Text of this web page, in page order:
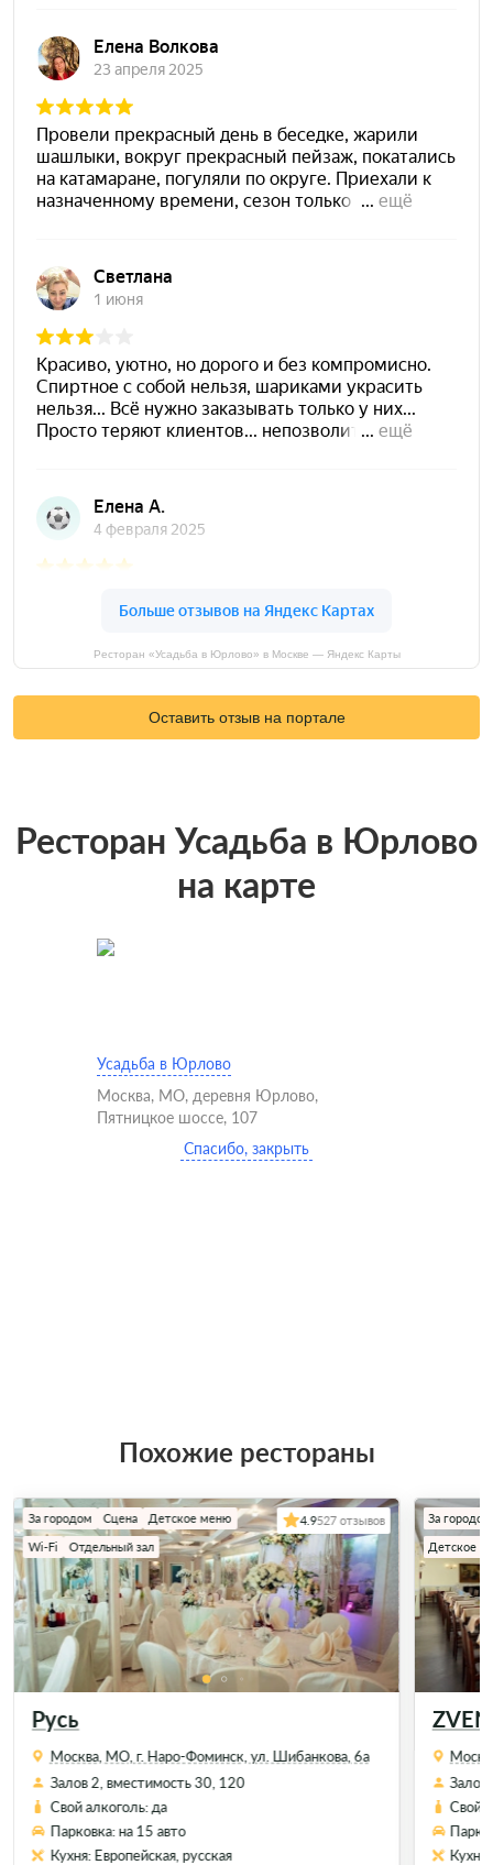
Ресторан «Усадьба в Юрлово» в Москве — Яндекс Карты
Оставить отзыв на портале
Ресторан Усадьба в Юрлово
на карте
Усадьба в Юрлово
Москва, МО, деревня Юрлово,
Пятницкое шоссе, 107
Спасибо, закрыть
Похожие рестораны
Русь
За городом Сцена
Детское меню
Wi-Fi
Отдельный зал
4.9527 отзывов
Москва, МО, г. Наро-Фоминск, ул. Шибанкова, 6а
Залов 2, вместимость 30, 120
Свой алкоголь: да
Парковка: на 15 авто
Кухня: Европейская, русская
За городом
Детское
Залов
Свой